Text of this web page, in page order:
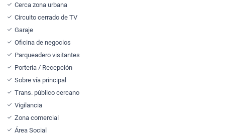
Cerca zona urbana
Circuito cerrado de TV
Garaje
Oficina de negocios
Parqueadero visitantes
Portería / Recepción
Sobre vía principal
Trans. público cercano
Vigilancia
Zona comercial
Área Social